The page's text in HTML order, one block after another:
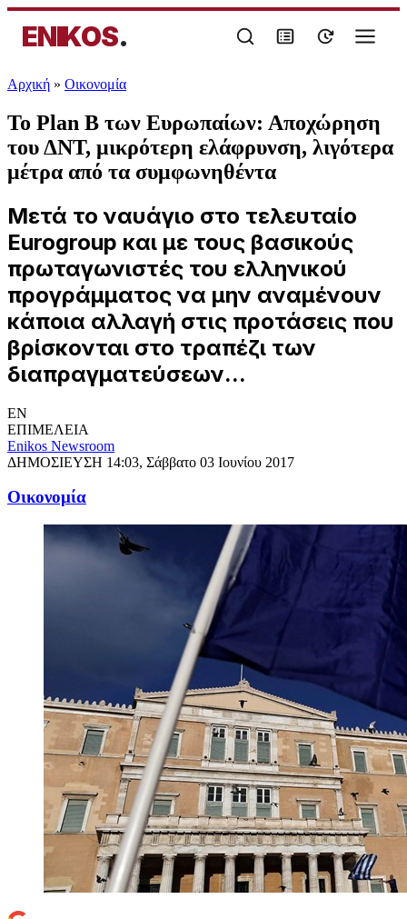
ENIKOS.
Αρχική » Oικονομία
Το Plan B των Ευρωπαίων: Αποχώρηση
του ΔΝΤ, μικρότερη ελάφρυνση, λιγότερα
μέτρα από τα συμφωνηθέντα
Μετά το ναυάγιο στο τελευταίο
Eurogroup και με τους βασικούς
πρωταγωνιστές του ελληνικού
προγράμματος να μην αναμένουν
κάποια αλλαγή στις προτάσεις που
βρίσκονται στο τραπέζι των
διαπραγματεύσεων...
EN
ΕΠΙΜΕΛΕΙΑ
Enikos Newsroom
ΔΗΜΟΣΙΕΥΣΗ 14:03, Σάββατο 03 Ιουνίου 2017
Oικονομία